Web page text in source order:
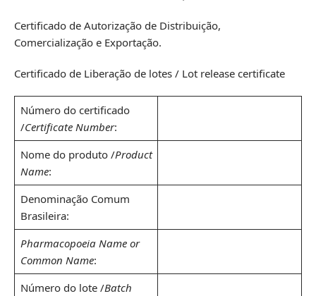
Certificado de Autorização de Distribuição,
Comercialização e Exportação.
Certificado de Liberação de lotes / Lot release certificate
Número do certificado
/Certificate Number:
Nome do produto /Product
Name:
Denominação Comum
Brasileira:
Pharmacopoeia Name or
Common Name:
Número do lote /Batch